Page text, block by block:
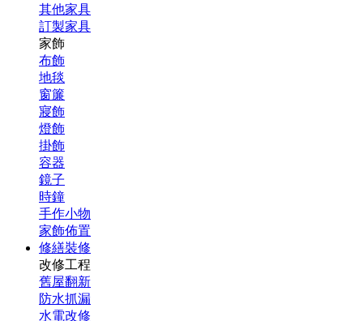
其他家具
訂製家具
家飾
布飾
地毯
窗簾
寢飾
燈飾
掛飾
容器
鏡子
時鐘
手作小物
家飾佈置
修繕裝修
改修工程
舊屋翻新
防水抓漏
水電改修